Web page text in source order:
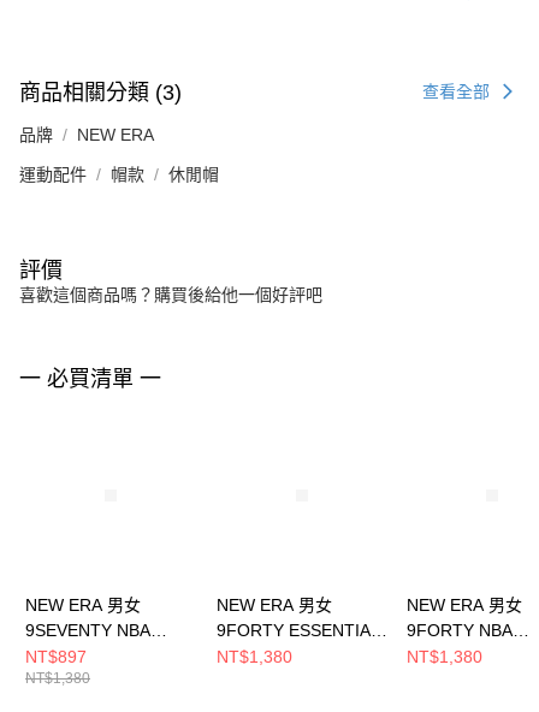
商品相關分類 (3) 查看全部
品牌 NEW ERA
運動配件 帽款 休閒帽
評價
喜歡這個商品嗎？購買後給他一個好評吧
一 必買清單 一
NEW ERA 男女
9SEVENTY NBA
RACING 芝加哥公牛
黑 NE14700451
NT$897
NT$1,380
NEW ERA 男女
9FORTY ESSENTIAL
NBA BASIC 芝加哥公
NT$1,380
NEW ERA 男女
9FORTY NBA
BALLER ERA 波
NT$1,380